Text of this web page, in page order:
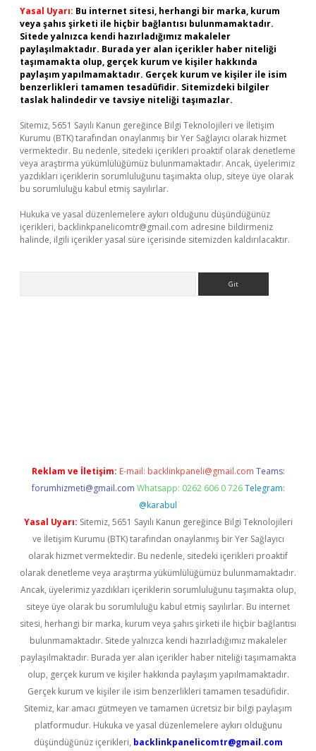
Yasal Uyarı: Bu internet sitesi, herhangi bir marka, kurum
veya şahıs şirketi ile hiçbir bağlantısı bulunmamaktadır.
Sitede yalnızca kendi hazırladığımız makaleler
paylaşılmaktadır. Burada yer alan içerikler haber niteliği
taşımamakta olup, gerçek kurum ve kişiler hakkında
paylaşım yapılmamaktadır. Gerçek kurum ve kişiler ile isim
benzerlikleri tamamen tesadüfidir. Sitemizdeki bilgiler
taslak halindedir ve tavsiye niteliği taşımazlar.
Sitemiz, 5651 Sayılı Kanun gereğince Bilgi Teknolojileri ve İletişim
Kurumu (BTK) tarafından onaylanmış bir Yer Sağlayıcı olarak hizmet
vermektedir. Bu nedenle, sitedeki içerikleri proaktif olarak denetleme
veya araştırma yükümlülüğümüz bulunmamaktadır. Ancak, üyelerimiz
yazdıkları içeriklerin sorumluluğunu taşımakta olup, siteye üye olarak
bu sorumluluğu kabul etmiş sayılırlar.
Hukuka ve yasal düzenlemelere aykırı olduğunu düşündüğünüz
içerikleri, backlinkpanelicomtr@gmail.com adresine bildirmeniz
halinde, ilgili içerikler yasal süre içerisinde sitemizden kaldırılacaktır.
Reklam ve İletişim: E-mail: backlinkpaneli@gmail.com Teams:
forumhizmeti@gmail.com Whatsapp: 0262 606 0 726 Telegram:
@karabul
Yasal Uyarı: Sitemiz, 5651 Sayılı Kanun gereğince Bilgi Teknolojileri
ve İletişim Kurumu (BTK) tarafından onaylanmış bir Yer Sağlayıcı
olarak hizmet vermektedir. Bu nedenle, sitedeki içerikleri proaktif
olarak denetleme veya araştırma yükümlülüğümüz bulunmamaktadır.
Ancak, üyelerimiz yazdıkları içeriklerin sorumluluğunu taşımakta olup,
siteye üye olarak bu sorumluluğu kabul etmiş sayılırlar. Bu internet
sitesi, herhangi bir marka, kurum veya şahıs şirketi ile hiçbir bağlantısı
bulunmamaktadır. Sitede yalnızca kendi hazırladığımız makaleler
paylaşılmaktadır. Burada yer alan içerikler haber niteliği taşımamakta
olup, gerçek kurum ve kişiler hakkında paylaşım yapılmamaktadır.
Gerçek kurum ve kişiler ile isim benzerlikleri tamamen tesadüfidir.
Sitemiz, kar amacı gütmeyen ve tamamen ücretsiz bir bilgi paylaşım
platformudur. Hukuka ve yasal düzenlemelere aykırı olduğunu
düşündüğünüz içerikleri, backlinkpanelicomtr@gmail.com